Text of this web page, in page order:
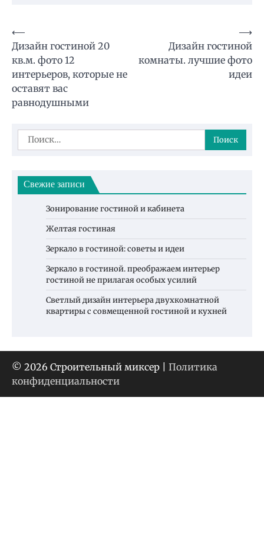
Навигация
по
записям
⟵
Дизайн гостиной 20
кв.м. фото 12
интерьеров, которые не
оставят вас
равнодушными
Дизайн гостиной
комнаты. лучшие фото
идеи
⟶
Найти:
Свежие записи
Зонирование гостиной и кабинета
Желтая гостиная
Зеркало в гостиной: советы и идеи
Зеркало в гостиной. преображаем интерьер
гостиной не прилагая особых усилий
Светлый дизайн интерьера двухкомнатной
квартиры с совмещенной гостиной и кухней
© 2026 Строительный миксер | Политика
конфиденциальности